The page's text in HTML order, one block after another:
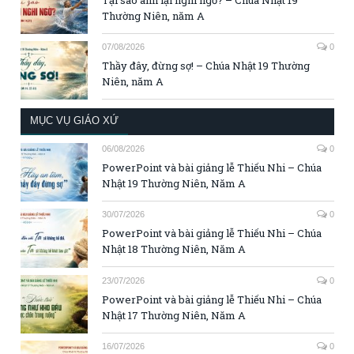
Thường Niên, năm A
07/08/2026 0
Thầy đây, đừng sợ! – Chúa Nhật 19 Thường
Niên, năm A
MỤC VỤ GIÁO XỨ
06/08/2026 0
PowerPoint và bài giảng lễ Thiếu Nhi – Chúa
Nhật 19 Thường Niên, Năm A
30/07/2026 0
PowerPoint và bài giảng lễ Thiếu Nhi – Chúa
Nhật 18 Thường Niên, Năm A
23/07/2026 0
PowerPoint và bài giảng lễ Thiếu Nhi – Chúa
Nhật 17 Thường Niên, Năm A
16/07/2026 0